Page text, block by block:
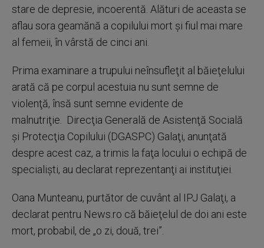
stare de depresie, incoerentă. Alături de aceasta se
aflau sora geamănă a copilului mort şi fiul mai mare
al femeii, în vârstă de cinci ani.
Prima examinare a trupului neînsufleţit al băieţelului
arată că pe corpul acestuia nu sunt semne de
violenţă, însă sunt semne evidente de
malnutriţie. Direcţia Generală de Asistenţă Socială
şi Protecţia Copilului (DGASPC) Galaţi, anunţată
despre acest caz, a trimis la faţa locului o echipă de
specialişti, au declarat reprezentanţi ai instituţiei.
Oana Munteanu, purtător de cuvânt al IPJ Galaţi, a
declarat pentru News.ro că băieţelul de doi ani este
mort, probabil, de „o zi, două, trei”.